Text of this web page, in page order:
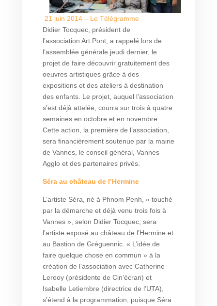
21 juin 2014 – Le Télégramme
Didier Tocquec, président de
l’association Art Pont, a rappelé lors de
l’assemblée générale jeudi dernier, le
projet de faire découvrir gratuitement des
oeuvres artistiques grâce à des
expositions et des ateliers à destination
des enfants. Le projet, auquel l’association
s’est déjà attelée, courra sur trois à quatre
semaines en octobre et en novembre.
Cette action, la première de l’association,
sera financièrement soutenue par la mairie
de Vannes, le conseil général, Vannes
Agglo et des partenaires privés.
Séra au château de l’Hermine
L’artiste Séra, né à Phnom Penh, « touché
par la démarche et déjà venu trois fois à
Vannes », selon Didier Tocquec, sera
l’artiste exposé au château de l’Hermine et
au Bastion de Gréguennic. « L’idée de
faire quelque chose en commun » à la
création de l’association avec Catherine
Lerooy (présidente de Cin’écran) et
Isabelle Letiembre (directrice de l’UTA),
s’étend à la programmation, puisque Séra